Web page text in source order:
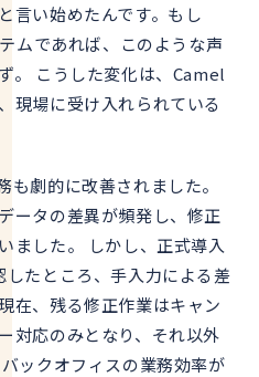
言い始めたんです。もし
ムであれば、このような声
。 こうした変化は、Camel
現場に受け入れられている
劇的に改善されました。
ータの差異が頻発し、修正
ました。 しかし、正式導入
たところ、手入力による差
在、残る修正作業はキャン
対応のみとなり、それ以外
ックオフィスの業務効率が